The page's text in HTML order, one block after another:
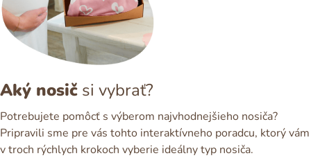
Aký nosič si vybrať?
Potrebujete pomôcť s výberom najvhodnejšieho nosiča?
Pripravili sme pre vás tohto interaktívneho poradcu, ktorý vám
v troch rýchlych krokoch vyberie ideálny typ nosiča.